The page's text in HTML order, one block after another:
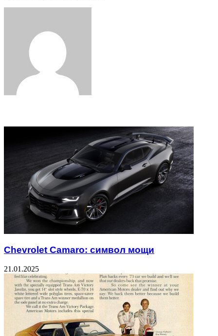
Chevrolet Camaro: символ мощи
21.01.2025